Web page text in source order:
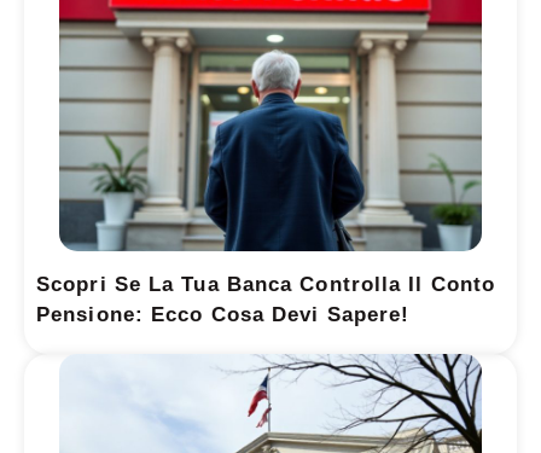
Scopri Se La Tua Banca Controlla Il Conto
Pensione: Ecco Cosa Devi Sapere!